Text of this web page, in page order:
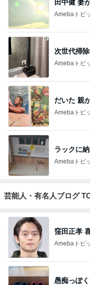
田中健 妻
Amebaトピ
次世代掃
Amebaトピ
だいた 親
Amebaトピ
ラックに
Amebaトピ
芸能人・有名人ブログ
窪田正孝
Amebaトピ
愚痴っぽ